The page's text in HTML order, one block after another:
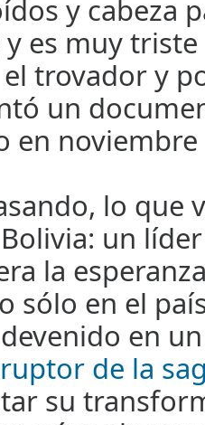
y cabeza
es muy
trovador y
un
en noviembre
lo que
un
la
sólo en el
en
de la
su